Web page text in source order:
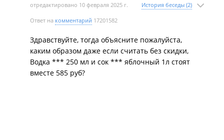
отредактировано 10 февраля 2025 г. История беседы (2)
Ответ на комментарий 17201582
Здравствуйте, тогда объясните пожалуйста,
каким образом даже если считать без скидки,
Водка *** 250 мл и сок *** яблочный 1л стоят
вместе 585 руб?